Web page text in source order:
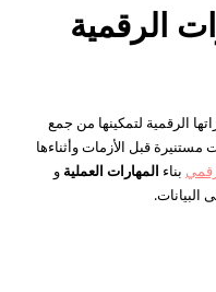
الرقمية
الرقمية لتمكينها من جمع
مستنيرة قبل الأزمات وأثناءها
بناء المهارات العملية و
البيانات.